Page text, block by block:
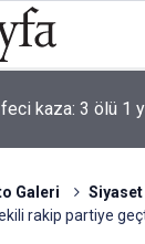
kaza: 3 ölü 1
Galeri Siyaset
rakip partiye